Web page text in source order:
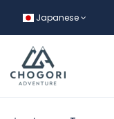
Japanese